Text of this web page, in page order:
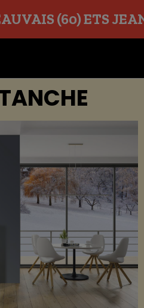
(60) ETS